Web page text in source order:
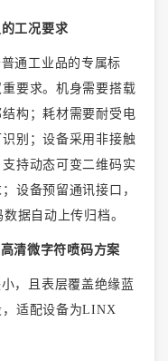
工况要求
通工业品的专属标
要求。机身需要搭载
构；耗材需要耐受电
别；设备采用非接触
持动态可变二维码实
设备预留通讯接口，
据自动上传归档。
清微字符喷码方案
，且表层覆盖绝缘蓝
适配设备为LINX